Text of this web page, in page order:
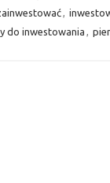
,
do inwestowania ,